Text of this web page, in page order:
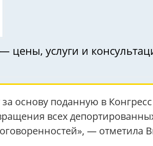
цены, услуги и
за основу поданную в
всех
— отметила